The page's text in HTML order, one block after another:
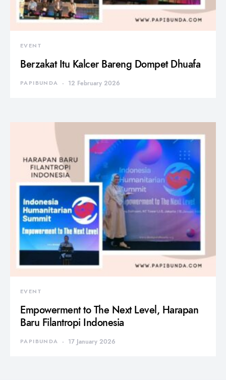
EVENT
Berzakat Itu Kalcer Bareng Dompet Dhuafa
PAPIBUNDA 12 February 2026
EVENT
Empowerment to The Next Level, Harapan
Baru Filantropi Indonesia
PAPIBUNDA 17 January 2026